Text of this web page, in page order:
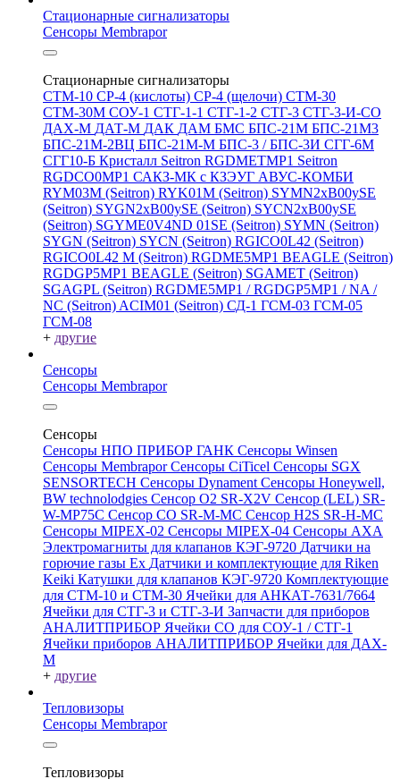
Стационарные сигнализаторы
Сенсоры Membrapor
Стационарные сигнализаторы
СТМ-10 СР-4 (кислоты) СР-4 (щелочи) СТМ-30
СТМ-30М СОУ-1 СТГ-1-1 СТГ-1-2 СТГ-3 СТГ-3-И-CO
ДАХ-М ДАТ-М ДАК ДАМ БМС БПС-21М БПС-21М3
БПС-21М-2ВЦ БПС-21М-М БПС-3 / БПС-3И СГГ-6М
СГГ10-Б Кристалл Seitron RGDMETMP1 Seitron
RGDCO0MP1 САКЗ-МК с КЗЭУГ АВУС-КОМБИ
RYM03M (Seitron) RYK01M (Seitron) SYMN2хB00ySE
(Seitron) SYGN2xB00ySE (Seitron) SYCN2xB00ySE
(Seitron) SGYME0V4ND 01SE (Seitron) SYMN (Seitron)
SYGN (Seitron) SYCN (Seitron) RGICO0L42 (Seitron)
RGICO0L42 M (Seitron) RGDME5MP1 BEAGLE (Seitron)
RGDGP5MP1 BEAGLE (Seitron) SGAMET (Seitron)
SGAGPL (Seitron) RGDME5MP1 / RGDGP5MP1 / NA /
NC (Seitron) ACIM01 (Seitron) СД-1 ГСМ-03 ГСМ-05
ГСМ-08
+ другие
Сенсоры
Сенсоры Membrapor
Сенсоры
Сенсоры НПО ПРИБОР ГАНК Сенсоры Winsen
Сенсоры MembraporСенсоры CiTicel Сенсоры SGX
SENSORTECH Сенсоры Dynament Сенсоры Honeywell,
BW technolodgies Сенсор O2 SR-X2V Сенсор (LEL) SR-
W-MP75C Сенсор CO SR-M-MC Сенсор H2S SR-H-MC
Сенсоры MIPEX-02 Сенсоры MIPEX-04 Сенсоры АХА
Электромагниты для клапанов КЭГ-9720 Датчики на
горючие газы Ex Датчики и комплектующие для Riken
Keiki Катушки для клапанов КЭГ-9720 Комплектующие
для СТМ-10 и СТМ-30 Ячейки для АНКАТ-7631/7664
Ячейки для СТГ-3 и СТГ-3-И Запчасти для приборов
АНАЛИТПРИБОР Ячейки CO для СОУ-1 / СТГ-1
Ячейки приборов АНАЛИТПРИБОР Ячейки для ДАХ-
М
+ другие
Тепловизоры
Сенсоры Membrapor
Тепловизоры